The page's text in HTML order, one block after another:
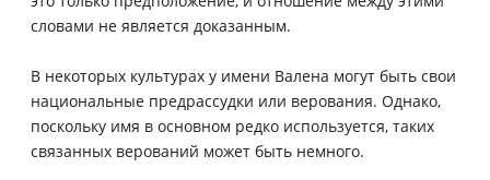
словами не является доказанным.
В некоторых культурах у имени Валена могут быть свои
национальные предрассудки или верования. Однако,
поскольку имя в основном редко используется, таких
связанных верований может быть немного.